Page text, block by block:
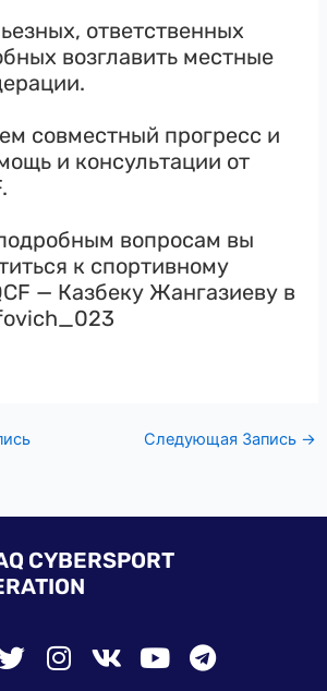
ответственных
возглавить местные
совместный прогресс и
и консультации от
вопросам вы
к спортивному
— Казбеку Жангазиеву в
Следующая Запись →
CYBERSPORT
T
w
I
n
V
k
Y
o
T
e